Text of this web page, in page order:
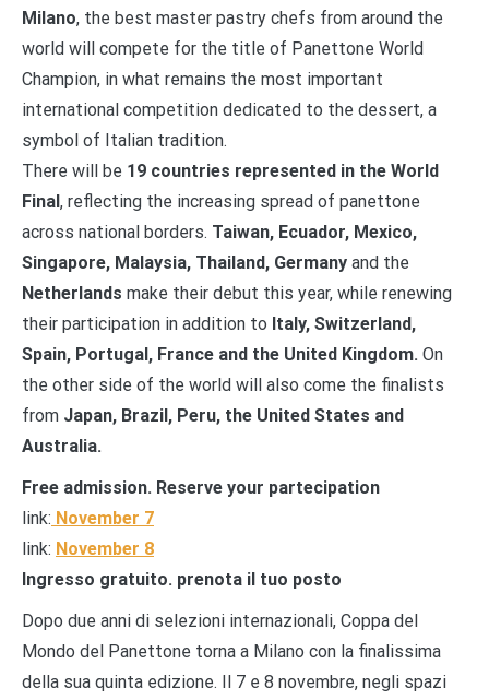
Milano, the best master pastry chefs from around the
world will compete for the title of Panettone World
Champion, in what remains the most important
international competition dedicated to the dessert, a
symbol of Italian tradition.
There will be 19 countries represented in the World
Final , reflecting the increasing spread of panettone
across national borders. Taiwan, Ecuador, Mexico,
Singapore, Malaysia, Thailand, Germany and the
Netherlands make their debut this year, while renewing
their participation in addition to Italy, Switzerland,
Spain, Portugal, France and the United Kingdom. On
the other side of the world will also come the finalists
from Japan, Brazil, Peru, the United States and
Australia.
Free admission. Reserve your partecipation
link: November 7
link: November 8
Ingresso gratuito. prenota il tuo posto
Dopo due anni di selezioni internazionali, Coppa del
Mondo del Panettone torna a Milano con la finalissima
della sua quinta edizione. Il 7 e 8 novembre, negli spazi